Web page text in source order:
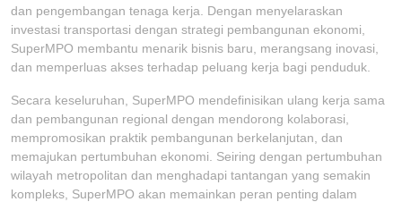
dan pengembangan tenaga kerja. Dengan menyelaraskan
investasi transportasi dengan strategi pembangunan ekonomi,
SuperMPO membantu menarik bisnis baru, merangsang inovasi,
dan memperluas akses terhadap peluang kerja bagi penduduk.
Secara keseluruhan, SuperMPO mendefinisikan ulang kerja sama
dan pembangunan regional dengan mendorong kolaborasi,
mempromosikan praktik pembangunan berkelanjutan, dan
memajukan pertumbuhan ekonomi. Seiring dengan pertumbuhan
wilayah metropolitan dan menghadapi tantangan yang semakin
kompleks, SuperMPO akan memainkan peran penting dalam